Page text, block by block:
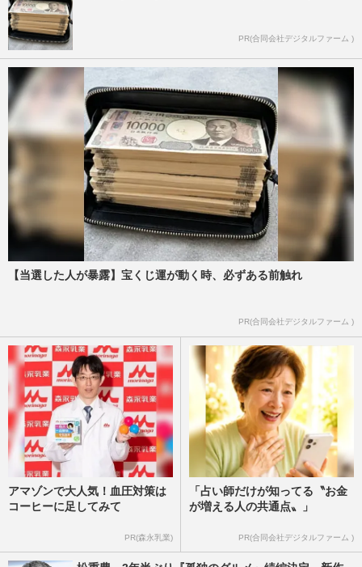
PR(合同会社デジタルファーム )
【当選した人が暴露】宝くじ運が動く時、必ずある前触れ
PR(合同会社デジタルファーム )
アマゾンで大人気！血圧対策は
コーヒーに足してみて
PR(森永乳業)
「占い師だけが知ってる〝お金
が増える人の共通点〟」
PR(合同会社デジタルファーム )